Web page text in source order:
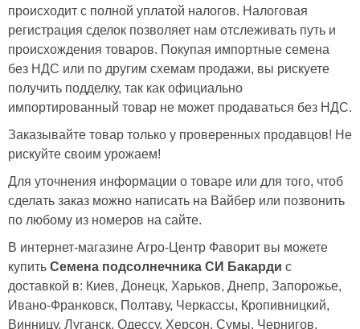
происходит с полной уплатой налогов. Налоговая
регистрация сделок позволяет нам отслеживать путь и
происхождения товаров. Покупая импортные семена
без НДС или по другим схемам продажи, вы рискуете
получить подделку, так как официально
импортированный товар не может продаваться без НДС.
Заказывайте товар только у проверенных продавцов! Не
рискуйте своим урожаем!
Для уточнения информации о товаре или для того, чтоб
сделать заказ можно написать на Вайбер или позвонить
по любому из номеров на сайте.
В интернет-магазине Агро-Центр Фаворит вы можете
купить Семена подсолнечника СИ Бакарди с
доставкой в: Киев, Донецк, Харьков, Днепр, Запорожье,
Ивано-Франковск, Полтаву, Черкассы, Кропивницкий,
Винницу, Луганск, Одессу, Херсон, Сумы, Чернигов,